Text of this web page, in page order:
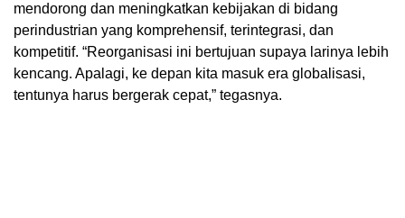
mendorong dan meningkatkan kebijakan di bidang
perindustrian yang komprehensif, terintegrasi, dan
kompetitif. “Reorganisasi ini bertujuan supaya larinya lebih
kencang. Apalagi, ke depan kita masuk era globalisasi,
tentunya harus bergerak cepat,” tegasnya.